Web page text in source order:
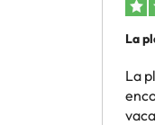
La
La